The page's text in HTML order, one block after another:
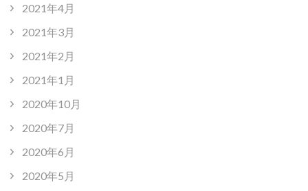
2021年4月
2021年3月
2021年2月
2021年1月
2020年10月
2020年7月
2020年6月
2020年5月